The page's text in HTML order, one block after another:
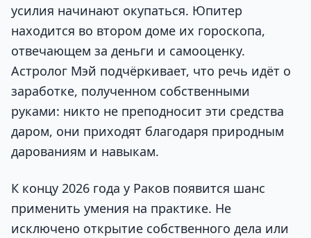
усилия начинают окупаться. Юпитер
находится во втором доме их гороскопа,
отвечающем за деньги и самооценку.
Астролог Мэй подчёркивает, что речь идёт о
заработке, полученном собственными
руками: никто не преподносит эти средства
даром, они приходят благодаря природным
дарованиям и навыкам.
К концу 2026 года у Раков появится шанс
применить умения на практике. Не
исключено открытие собственного дела или